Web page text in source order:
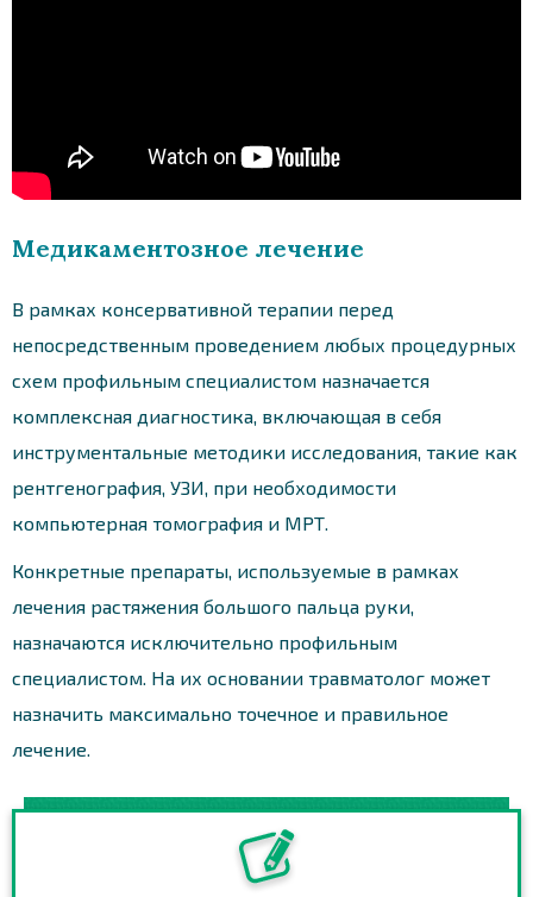
Медикаментозное лечение
В рамках консервативной терапии перед
непосредственным проведением любых процедурных
схем профильным специалистом назначается
комплексная диагностика, включающая в себя
инструментальные методики исследования, такие как
рентгенография, УЗИ, при необходимости
компьютерная томография и МРТ.
Конкретные препараты, используемые в рамках
лечения растяжения большого пальца руки,
назначаются исключительно профильным
специалистом. На их основании травматолог может
назначить максимально точечное и правильное
лечение.